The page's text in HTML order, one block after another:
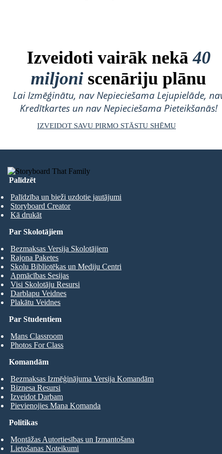
Izveidoti vairāk nekā40
miljoni scenāriju plānu
Lai Izmēģinātu, nav Nepieciešama Lejupielāde,
Kredītkartes un nav Nepieciešama Pieteikšanās!
IZVEIDOT SAVU PIRMO STĀSTU SHĒMU
Palīdzēt
Palīdzība un bieži uzdotie jautājumi
Storyboard Creator
Kā drukāt
Par Studentiem
Mans Classroom
Photos For Class
Par Skolotājiem
Bezmaksas Versija Skolotājiem
Rajona Paketes
Skolu Bibliotēkas un Mediju Centri
Apmācības Sesijas
Visi Skolotāju Resursi
Darblapu Veidnes
Plakātu Veidnes
Komandām
Bezmaksas Izmēģinājuma Versija Komandām
Biznesa Resursi
Izveidot Darbam
Pievienojies Mana Komanda
Politikas
Montāžas Autortiesības un Izmantošana
Lietošanas Noteikumi